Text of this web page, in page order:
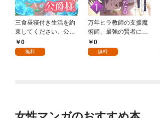
三食昼寝付き生活を約
束してください、公爵
様 1話
0
無料
万年ヒラ教師の支援魔
術師、最強の賢者にな
る～不人気の支援魔術
師は給料泥棒だと魔術
0
無料